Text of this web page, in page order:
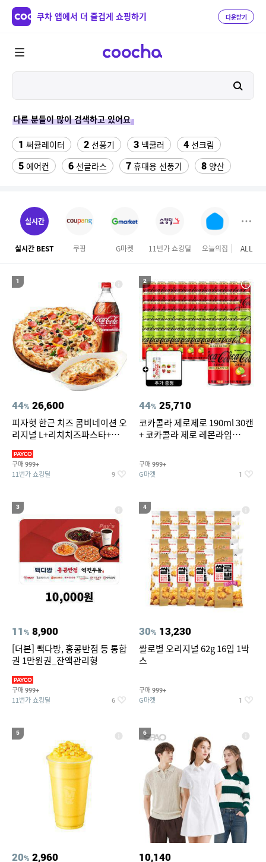
쿠차 앱에서 더 즐겁게 쇼핑하기 다운받기
다른 분들이 많이 검색하고 있어요
1 써큘레이터 2 선풍기 3 넥쿨러 4 선크림
5 에어컨 6 선글라스 7 휴대용 선풍기 8 양산
11 수향미쌀10kg특등급
13 위닉스 dn3e170 lwk
15 차량햇빛가리개 풍기인견바지
버거킹
ALL
실시간
실시간 BEST 쿠팡 G마켓 11번가 쇼킹딜 오늘의집 이마
1
44% 26,600
피자헛 한근 치즈 콤비네이션 오
리지널 L+리치치즈파스타+콜
구매 999+
11번가 쇼킹딜 9
2
44% 25,710
코카콜라 제로제로 190ml 30캔
+ 코카콜라 제로 레몬라임
티커 세트
구매 999+
G마켓 1
3
11% 8,900
[더본] 빽다방, 홍콩반점 등 통합
권 1만원권_잔액관리형
구매 999+
11번가 쇼킹딜 6
4
30% 13,230
쌀로별 오리지널 62g 16입 1박
스
구매 999+
G마켓 1
5
20% 2,960
6
10,140